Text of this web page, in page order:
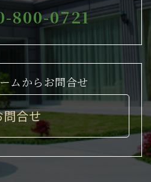
800-0721
ムからお問合せ
問合せ